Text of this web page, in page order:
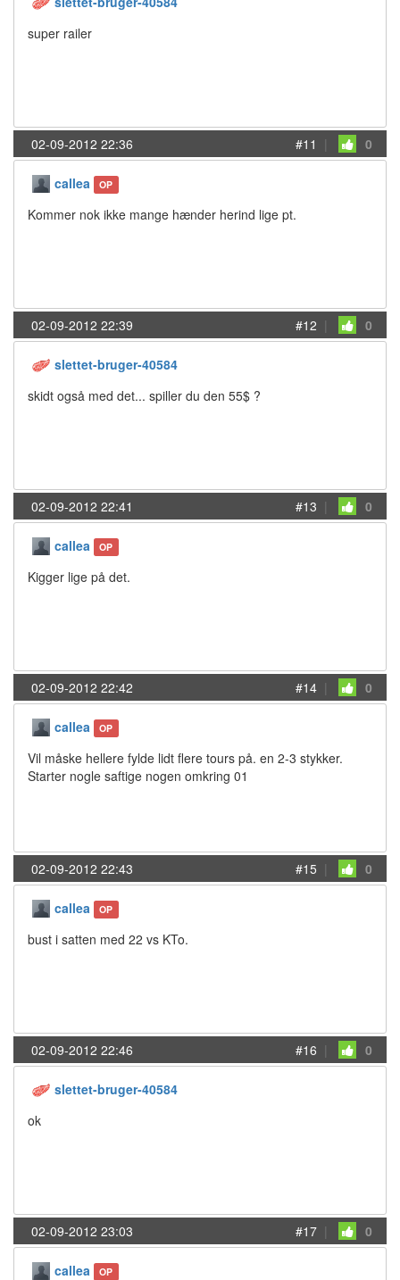
super railer
02-09-2012 22:36 #11 | 0
callea OP
Kommer nok ikke mange hænder herind lige pt.
02-09-2012 22:39 #12 | 0
slettet-bruger-40584
skidt også med det... spiller du den 55$ ?
02-09-2012 22:41 #13 | 0
callea OP
Kigger lige på det.
02-09-2012 22:42 #14 | 0
callea OP
Vil måske hellere fylde lidt flere tours på. en 2-3 stykker.
Starter nogle saftige nogen omkring 01
02-09-2012 22:43 #15 | 0
callea OP
bust i satten med 22 vs KTo.
02-09-2012 22:46 #16 | 0
slettet-bruger-40584
ok
02-09-2012 23:03 #17 | 0
callea OP